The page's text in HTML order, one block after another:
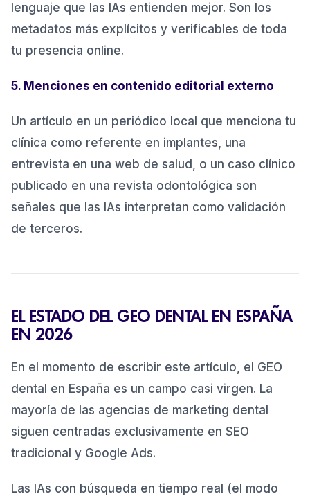
lenguaje que las IAs entienden mejor. Son los
metadatos más explícitos y verificables de toda
tu presencia online.
5. Menciones en contenido editorial externo
Un artículo en un periódico local que menciona tu
clínica como referente en implantes, una
entrevista en una web de salud, o un caso clínico
publicado en una revista odontológica son
señales que las IAs interpretan como validación
de terceros.
EL ESTADO DEL GEO DENTAL EN ESPAÑA
EN 2026
En el momento de escribir este artículo, el GEO
dental en España es un campo casi virgen. La
mayoría de las agencias de marketing dental
siguen centradas exclusivamente en SEO
tradicional y Google Ads.
Las IAs con búsqueda en tiempo real (el modo